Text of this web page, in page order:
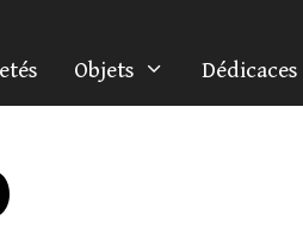
Objets Dédicaces